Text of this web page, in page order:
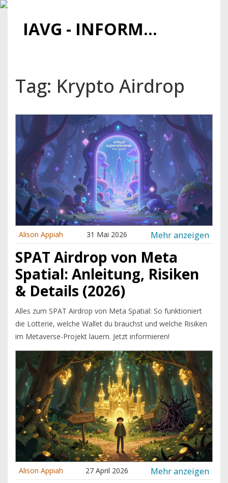
IAVG - INFORMATIONSARCHIV FÜR VIRTUELLE GELDER
Tag: Krypto Airdrop
Alison Appiah 31 Mai 2026 Mehr anzeigen
SPAT Airdrop von Meta
Spatial: Anleitung, Risiken
& Details (2026)
Alles zum SPAT Airdrop von Meta Spatial: So funktioniert
die Lotterie, welche Wallet du brauchst und welche Risiken
im Metaverse-Projekt lauern. Jetzt informieren!
Alison Appiah 27 April 2026 Mehr anzeigen